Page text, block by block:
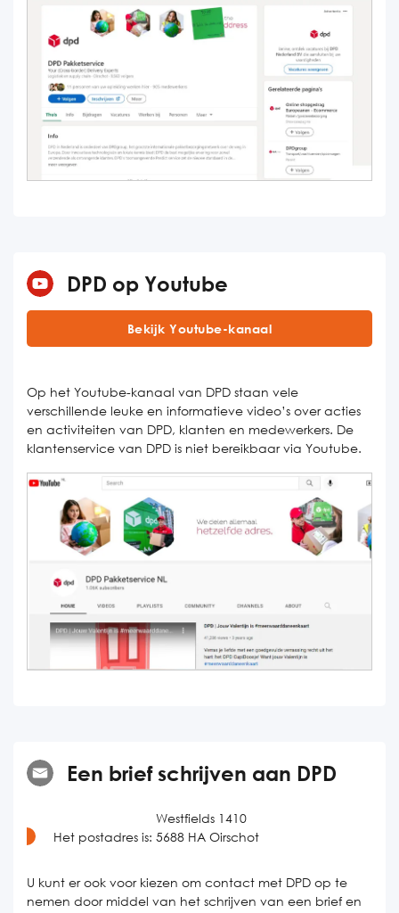
DPD op Youtube
Bekijk Youtube-kanaal
Op het Youtube-kanaal van DPD staan vele
verschillende leuke en informatieve video’s over acties
en activiteiten van DPD, klanten en medewerkers. De
klantenservice van DPD is niet bereikbaar via Youtube.
Een brief schrijven aan DPD
Het postadres is:
Westfields 1410
5688 HA Oirschot
U kunt er ook voor kiezen om contact met DPD op te
nemen door middel van het schrijven van een brief en